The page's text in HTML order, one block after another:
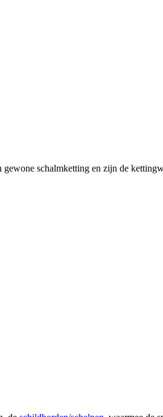
schalmketting en zijn de